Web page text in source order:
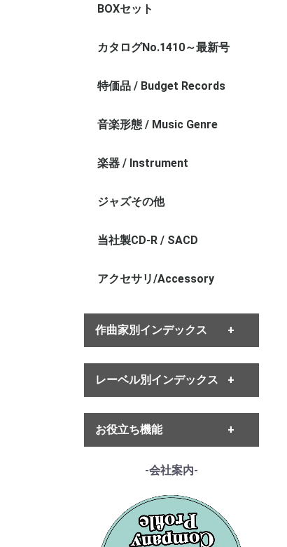
BOXセット
カタログNo.1410～最新号
特価品 / Budget Records
お値打ちレコード（REG番台）
1000円以下
音楽形態 / Music Genre
楽器 / Instrument
ジャズその他
当社製CD-R / SACD
アクセサリ/Accessory
作曲家別インデックス
・バッハ
・ヘンデル
・モーツァルト
・ハイドン
・ベートーヴェン
・シューベルト
・シューマン
・リスト
・ワーグナー
・スメタナ
レーベル別インデックス
・ETERNA
・MELODIYA
・DECCA
・COLUMBIA
・PHILIPS
・SUPRAPHON
お役立ち機能
------各種ガイド------
・レコード洗浄ガイド
・単語の説明
・ルート案内
------特集ページ------
-会社案内-